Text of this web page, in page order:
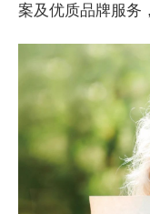
案及优质品牌服务